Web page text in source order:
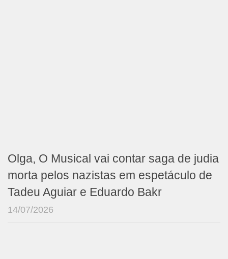
Olga, O Musical vai contar saga de judia
morta pelos nazistas em espetáculo de
Tadeu Aguiar e Eduardo Bakr
14/07/2026